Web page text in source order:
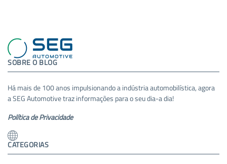
SOBRE O BLOG
Há mais de 100 anos impulsionando a indústria automobilística, agora
a SEG Automotive traz informações para o seu dia-a dia!
Política de Privacidade
CATEGORIAS